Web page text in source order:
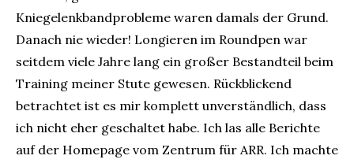
Kniegelenkbandprobleme waren damals der Grund.
Danach nie wieder! Longieren im Roundpen war
seitdem viele Jahre lang ein großer Bestandteil beim
Training meiner Stute gewesen. Rückblickend
betrachtet ist es mir komplett unverständlich, dass
ich nicht eher geschaltet habe. Ich las alle Berichte
auf der Homepage vom Zentrum für ARR. Ich machte